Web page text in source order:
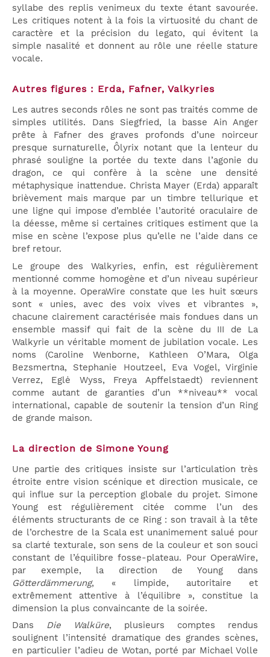
syllabe des replis venimeux du texte étant savourée.
Les critiques notent à la fois la virtuosité du chant de
caractère et la précision du legato, qui évitent la
simple nasalité et donnent au rôle une réelle stature
vocale.
Autres figures : Erda, Fafner, Valkyries
Les autres seconds rôles ne sont pas traités comme de
simples utilités. Dans Siegfried, la basse Ain Anger
prête à Fafner des graves profonds d’une noirceur
presque surnaturelle, Ôlyrix notant que la lenteur du
phrasé souligne la portée du texte dans l’agonie du
dragon, ce qui confère à la scène une densité
métaphysique inattendue. Christa Mayer (Erda) apparaît
brièvement mais marque par un timbre tellurique et
une ligne qui impose d’emblée l’autorité oraculaire de
la déesse, même si certaines critiques estiment que la
mise en scène l’expose plus qu’elle ne l’aide dans ce
bref retour.
Le groupe des Walkyries, enfin, est régulièrement
mentionné comme homogène et d’un niveau supérieur
à la moyenne. OperaWire constate que les huit sœurs
sont « unies, avec des voix vives et vibrantes »,
chacune clairement caractérisée mais fondues dans un
ensemble massif qui fait de la scène du III de La
Walkyrie un véritable moment de jubilation vocale. Les
noms (Caroline Wenborne, Kathleen O’Mara, Olga
Bezsmertna, Stephanie Houtzeel, Eva Vogel, Virginie
Verrez, Eglė Wyss, Freya Apffelstaedt) reviennent
comme autant de garanties d’un **niveau** vocal
international, capable de soutenir la tension d’un Ring
de grande maison.
La direction de Simone Young
Une partie des critiques insiste sur l’articulation très
étroite entre vision scénique et direction musicale, ce
qui influe sur la perception globale du projet. Simone
Young est régulièrement citée comme l’un des
éléments structurants de ce Ring : son travail à la tête
de l’orchestre de la Scala est unanimement salué pour
sa clarté texturale, son sens de la couleur et son souci
constant de l’équilibre fosse-plateau. Pour OperaWire,
par exemple, la direction de Young dans
Götterdämmerung, « limpide, autoritaire et
extrêmement attentive à l’équilibre », constitue la
dimension la plus convaincante de la soirée.
Dans Die Walküre, plusieurs comptes rendus
soulignent l’intensité dramatique des grandes scènes,
en particulier l’adieu de Wotan, porté par Michael Volle